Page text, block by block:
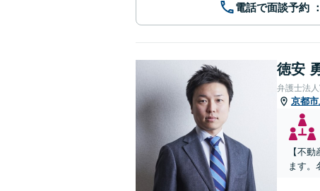
電話で面談予約
徳安
弁護士法
京都
【不
ます。